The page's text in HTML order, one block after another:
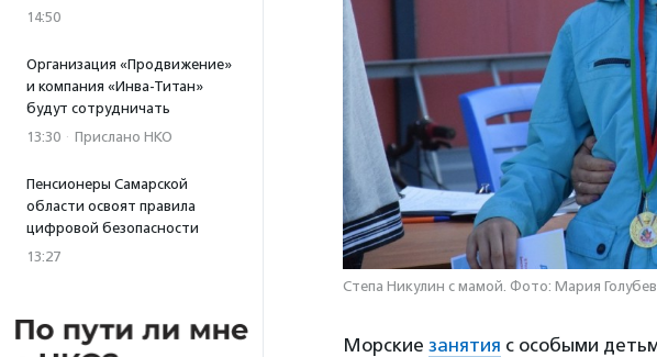
14:50
Организация «Продвижение»
и компания «Инва-Титан»
будут сотрудничать
13:30 · Прислано НКО
Пенсионеры Самарской
области освоят правила
цифровой безопасности
13:27
Степа Никулин с мамой. Фото: Мария
Морские занятия с особыми